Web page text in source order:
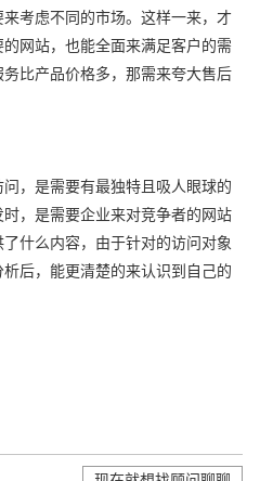
考虑不同的市场。这样一来，才
网站，也能全面来满足客户的需
比产品价格多，那需来夸大售后
，是需要有最独特且吸人眼球的
，是需要企业来对竞争者的网站
什么内容，由于针对的访问对象
后，能更清楚的来认识到自己的